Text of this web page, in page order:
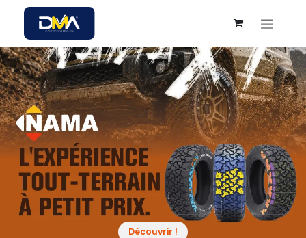
Déc​​​​ouv​​​​rir !